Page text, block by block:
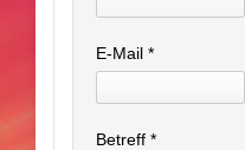
E-Mail *
Betreff *